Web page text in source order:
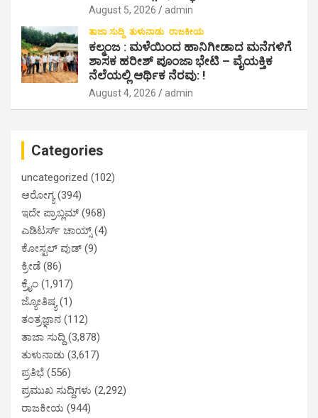
August 5, 2026 admin
ತಾಜಾ ಸುದ್ದಿ ತುಳುನಾಡು ರಾಜಕೀಯ
ಕಲ್ಮಂಜ : ಮಳೆಯಿಂದ ಹಾನಿಗೀಡಾದ ಮನೆಗಳಿಗೆ
ಶಾಸಕ ಹರೀಶ್ ಪೂಂಜಾ ಭೇಟಿ – ವೈಯಕ್ತಿಕ
ನೆಲೆಯಲ್ಲಿ ಆರ್ಥಿಕ‌ ನೆರವು: !
August 4, 2026 admin
Categories
uncategorized (102)
ಆರೋಗ್ಯ(394)
ಇದೇ ಪ್ರಾಬ್ಲಮ್ (968)
ಎಡಿಟರ್ಸ್ ಚಾಯ್ಸ್(4)
ಕೋಸ್ಟಲ್ ವುಡ್ (9)
ಕ್ರೀಡೆ (86)
ಕ್ರೈಂ (1,917)
ಜ್ಯೋತಿಷ್ಯ(1)
ತಂತ್ರಜ್ಞಾನ (112)
ತಾಜಾ ಸುದ್ದಿ (3,878)
ತುಳುನಾಡು (3,617)
ಪ್ರತಿಭೆ (556)
ಪ್ರಮುಖ ಸುದ್ದಿಗಳು (2,292)
ರಾಜಕೀಯ (944)